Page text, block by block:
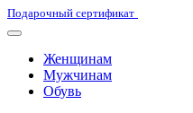
Подарочный сертификат
Женщинам
Мужчинам
Обувь